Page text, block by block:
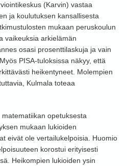
(Karvin) vastaa
ja koulutuksen kansallisesta
mukaan peruskoulun
vaikeuksia arkielämän
osasi prosenttilaskuja ja vain
PISA-tuloksissa näkyy, että
heikentyneet. Molempien
Kulmala toteaa
opetuksesta
mukaan lukioiden
eivät ole vertailukelpoisia. Huomio
korostui erityisesti
Heikompien lukioiden ysin